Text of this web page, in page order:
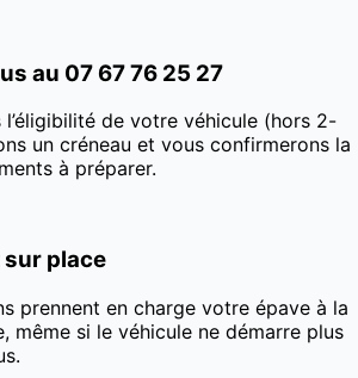
au 07 67 76 25 27
l’éligibilité de votre véhicule (hors 2-
un créneau et vous confirmerons la
à préparer.
sur place
prennent en charge votre épave à la
même si le véhicule ne démarre plus